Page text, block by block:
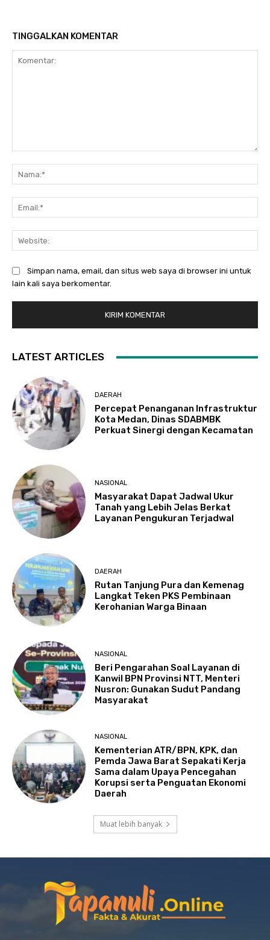
TINGGALKAN KOMENTAR
Simpan nama, email, dan situs web saya di browser ini untuk
lain kali saya berkomentar.
LATEST ARTICLES
DAERAH
Percepat Penanganan Infrastruktur
Kota Medan, Dinas SDABMBK
Perkuat Sinergi dengan Kecamatan
NASIONAL
Masyarakat Dapat Jadwal Ukur
Tanah yang Lebih Jelas Berkat
Layanan Pengukuran Terjadwal
DAERAH
Rutan Tanjung Pura dan Kemenag
Langkat Teken PKS Pembinaan
Kerohanian Warga Binaan
NASIONAL
Beri Pengarahan Soal Layanan di
Kanwil BPN Provinsi NTT, Menteri
Nusron: Gunakan Sudut Pandang
Masyarakat
NASIONAL
Kementerian ATR/BPN, KPK, dan
Pemda Jawa Barat Sepakati Kerja
Sama dalam Upaya Pencegahan
Korupsi serta Penguatan Ekonomi
Daerah
Muat lebih banyak